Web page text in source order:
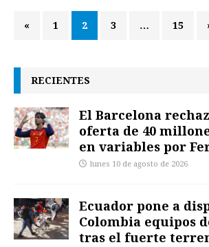
« 1 2 3 … 15
RECIENTES
El Barcelona
oferta de 40
en variables por
lunes 10 de agosto de 2026
Ecuador pone a
Colombia equipos
tras el fuerte